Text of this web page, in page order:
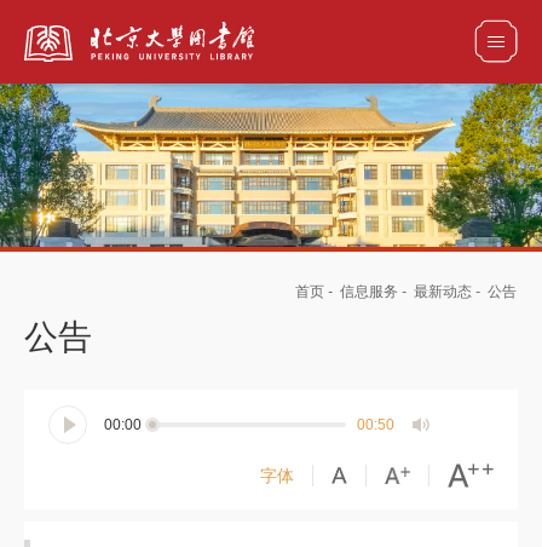
全部资源
首页 - 信息服务 - 最新动态 - 公告
公告
00:00 00:50
字体